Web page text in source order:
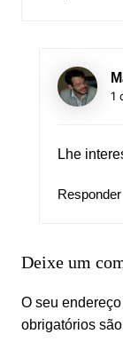
1
Lhe
Responder
Deixe um
O seu
obrigatórios